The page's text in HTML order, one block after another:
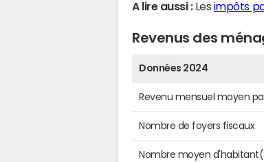
A lire aussi :Les impôts
Revenus des
Données 2024
Revenu mensuel moyen
Nombre de foyers fiscaux
Nombre moyen